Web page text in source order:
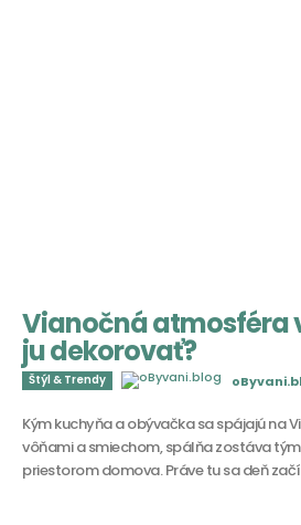
Vianočná atmosféra
ju dekorovať?
Štýl & Trendy
Kým kuchyňa a obývačka sa spájajú na
vôňami a smiechom, spálňa zostáva
priestorom domova. Práve tu sa deň